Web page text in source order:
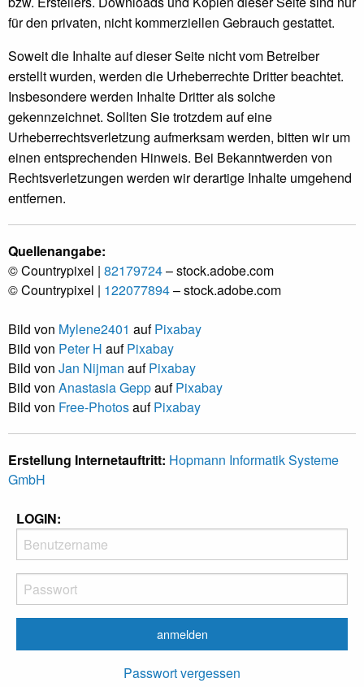
für den privaten, nicht kommerziellen Gebrauch gestattet.
Soweit die Inhalte auf dieser Seite nicht vom Betreiber
erstellt wurden, werden die Urheberrechte Dritter beachtet.
Insbesondere werden Inhalte Dritter als solche
gekennzeichnet. Sollten Sie trotzdem auf eine
Urheberrechtsverletzung aufmerksam werden, bitten wir um
einen entsprechenden Hinweis. Bei Bekanntwerden von
Rechtsverletzungen werden wir derartige Inhalte umgehend
entfernen.
Quellenangabe:
© Countrypixel | 82179724– stock.adobe.com
© Countrypixel | 122077894– stock.adobe.com
Bild von Mylene2401 aufPixabay
Bild von Peter H aufPixabay
Bild von Jan Nijman aufPixabay
Bild von Anastasia GeppaufPixabay
Bild von Free-PhotosaufPixabay
Erstellung Internetauftritt: Hopmann Informatik Systeme
GmbH
LOGIN:
Passwort vergessen